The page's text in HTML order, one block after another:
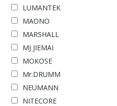
LUMANTEK
MAONO
MARSHALL
MJ JIEMAI
MOKOSE
Mr.DRUMM
NEUMANN
NITECORE